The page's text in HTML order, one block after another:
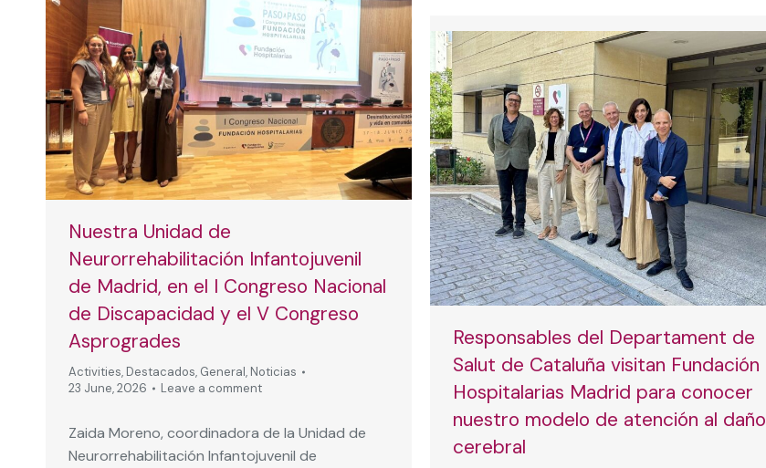
Nuestra Unidad de
Neurorrehabilitación Infantojuvenil
de Madrid, en el I Congreso Nacional
de Discapacidad y el V Congreso
Asprogrades
Activities, Destacados, General, Noticias
23 June, 2026
Leave a comment
Zaida Moreno, coordinadora de la Unidad de
Neurorrehabilitación Infantojuvenil de
Responsables del Departament de
Salut de Cataluña visitan Fundación
Hospitalarias Madrid para conocer
nuestro modelo de atención al daño
cerebral